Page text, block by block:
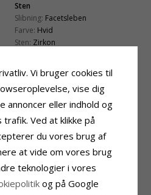
Sten
Slibning: Facetsleben
Farve: Hvid
Sten: Zirkon
Diameter:13,0 mm
KØBT DENNE HAR
KØBT
Vi bruger cookies til
vise dig
annoncer eller indhold og
Ved at klikke på
du vores brug af
at vide om vores brug
teknologier i vores
og på Google